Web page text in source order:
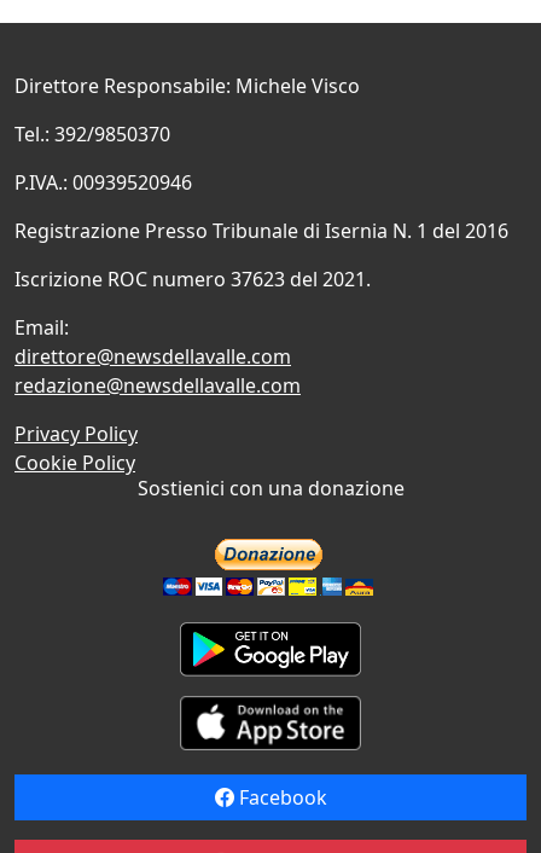
Direttore Responsabile: Michele Visco
Tel.: 392/9850370
P.IVA.: 00939520946
Registrazione Presso Tribunale di Isernia N. 1 del 2016
Iscrizione ROC numero 37623 del 2021.
Email:
direttore@newsdellavalle.com
redazione@newsdellavalle.com
Privacy Policy
Cookie Policy
Sostienici con una donazione
Facebook